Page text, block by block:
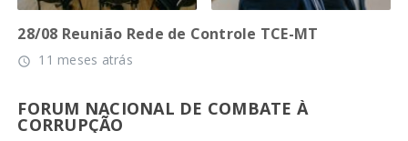
28/08 Reunião Rede de Controle TCE-MT
access_time 11 meses atrás
FORUM NACIONAL DE COMBATE À
CORRUPÇÃO